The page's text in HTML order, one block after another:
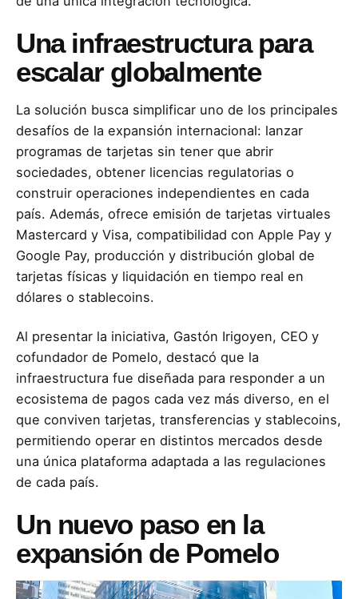
Una infraestructura para
escalar globalmente
La solución busca simplificar uno de los principales
desafíos de la expansión internacional: lanzar
programas de tarjetas sin tener que abrir
sociedades, obtener licencias regulatorias o
construir operaciones independientes en cada
país. Además, ofrece emisión de tarjetas virtuales
Mastercard y Visa, compatibilidad con Apple Pay y
Google Pay, producción y distribución global de
tarjetas físicas y liquidación en tiempo real en
dólares o stablecoins.
Al presentar la iniciativa, Gastón Irigoyen, CEO y
cofundador de Pomelo, destacó que la
infraestructura fue diseñada para responder a un
ecosistema de pagos cada vez más diverso, en el
que conviven tarjetas, transferencias y stablecoins,
permitiendo operar en distintos mercados desde
una única plataforma adaptada a las regulaciones
de cada país.
Un nuevo paso en la
expansión de Pomelo